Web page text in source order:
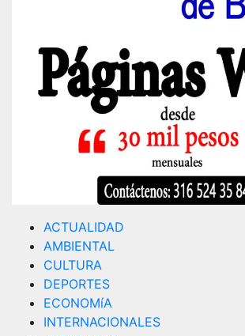
ACTUALIDAD
AMBIENTAL
CULTURA
DEPORTES
ECONOMíA
INTERNACIONALES